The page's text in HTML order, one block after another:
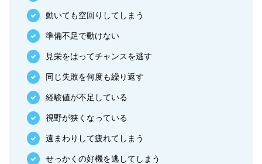
動いても空回りしてしまう
準備不足で動けない
見栄をはってチャンスを逃す
同じ失敗を何度も繰り返す
経験値が不足している
視野が狭くなっている
遠まわりして疲れてしまう
せっかくの好機を逃してしまう